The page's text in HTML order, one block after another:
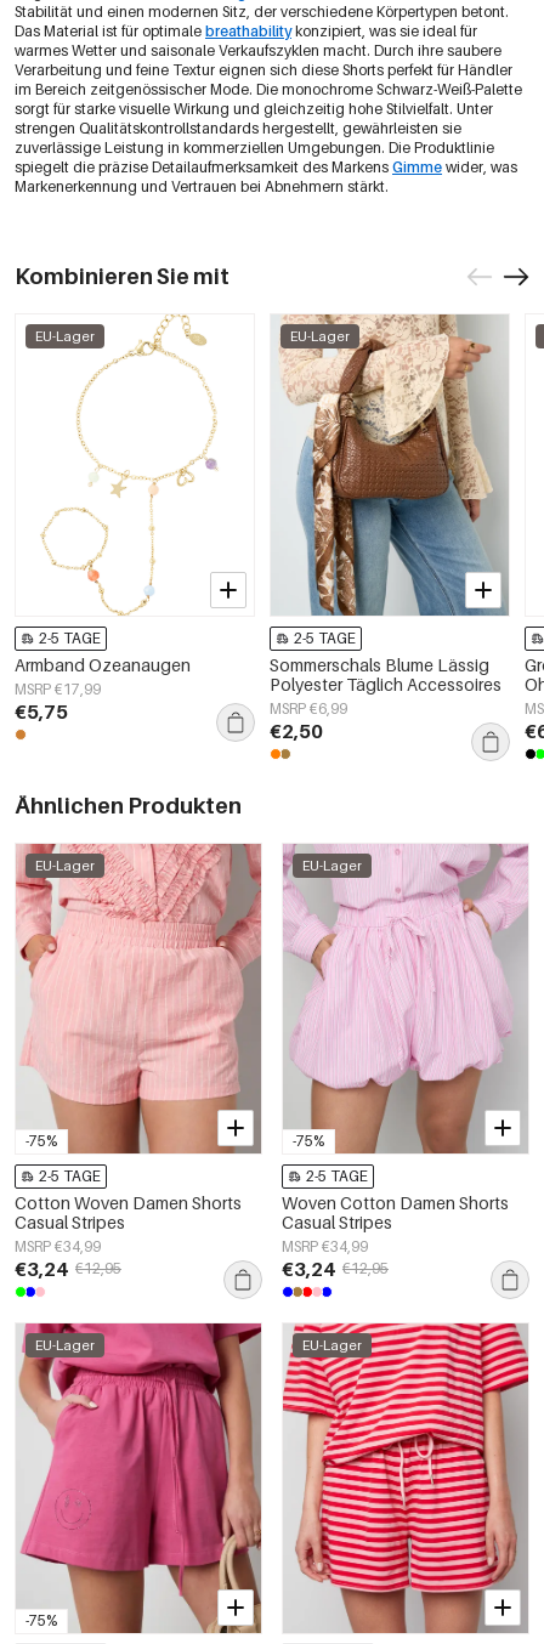
Stabilität und einen modernen Sitz, der verschiedene Körpertypen betont.
Das Material ist für optimale breathabilitykonzipiert, was sie ideal für
warmes Wetter und saisonale Verkaufszyklen macht. Durch ihre saubere
Verarbeitung und feine Textur eignen sich diese Shorts perfekt für Händler
im Bereich zeitgenössischer Mode. Die monochrome Schwarz-Weiß-Palette
sorgt für starke visuelle Wirkung und gleichzeitig hohe Stilvielfalt. Unter
strengen Qualitätskontrollstandards hergestellt, gewährleisten sie
zuverlässige Leistung in kommerziellen Umgebungen. Die Produktlinie
spiegelt die präzise Detailaufmerksamkeit des Markens Gimme wider, was
Markenerkennung und Vertrauen bei Abnehmern stärkt.
Kombinieren Sie mit
EU-Lager
2-5 TAGE
Armband Ozeanaugen
MSRP €17,99
€5,75
EU-Lager
2-5 TAGE
Sommerschals Blume Lässig
Polyester Täglich Accessoires
MSRP €6,99
€2,50
Ähnlichen Produkten
-75%
EU-Lager
2-5 TAGE
Cotton Woven Damen Shorts
Casual Stripes
MSRP €34,99
€3,24 €12,95
-75%
EU-Lager
2-5 TAGE
Woven Cotton Damen Shorts
Casual Stripes
MSRP €34,99
€3,24 €12,95
-75%
EU-Lager EU-Lager